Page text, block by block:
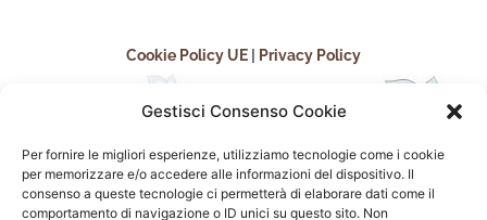
Gestisci Consenso Cookie
Per fornire le migliori esperienze, utilizziamo tecnologie come i cookie
per memorizzare e/o accedere alle informazioni del dispositivo. Il
consenso a queste tecnologie ci permetterà di elaborare dati come il
comportamento di navigazione o ID unici su questo sito. Non
Cookie Policy UE Privacy Policy